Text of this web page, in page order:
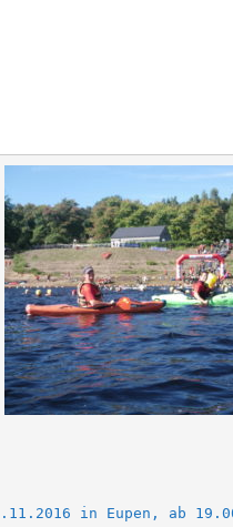
in Eupen, ab